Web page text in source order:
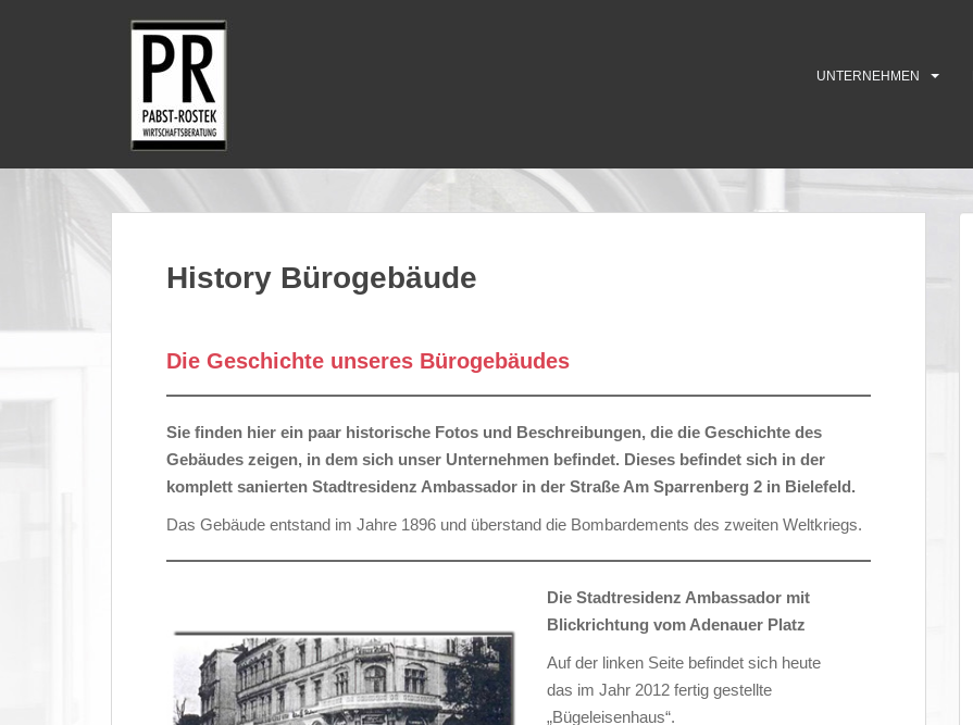
t
UNTERNEHMEN
History Bürogebäude
Die Geschichte unseres Bürogebäudes
Sie finden hier ein paar historische Fotos und Beschreibungen, die die Geschichte des
Gebäudes zeigen, in dem sich unser Unternehmen befindet. Dieses befindet sich in der
komplett sanierten Stadtresidenz Ambassador in der Straße Am Sparrenberg 2 in Bielefeld.
Das Gebäude entstand im Jahre 1896 und überstand die Bombardements des zweiten Weltkriegs.
Die Stadtresidenz Ambassador mit
Blickrichtung vom Adenauer Platz
Auf der linken Seite befindet sich heute
das im Jahr 2012 fertig gestellte
„Bügeleisenhaus“.